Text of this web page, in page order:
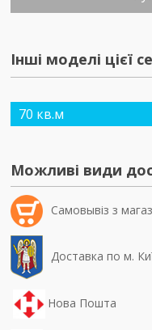
Інші моделі цієї
70 кв.м
Можливі види
Самовывiз з
Доставка по м.
Нова Пошта